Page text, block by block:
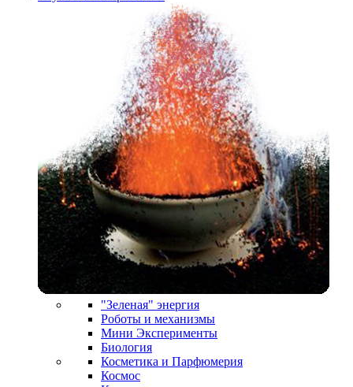
"Зеленая" энергия
Роботы и механизмы
Мини Эксперименты
Биология
Косметика и Парфюмерия
Космос